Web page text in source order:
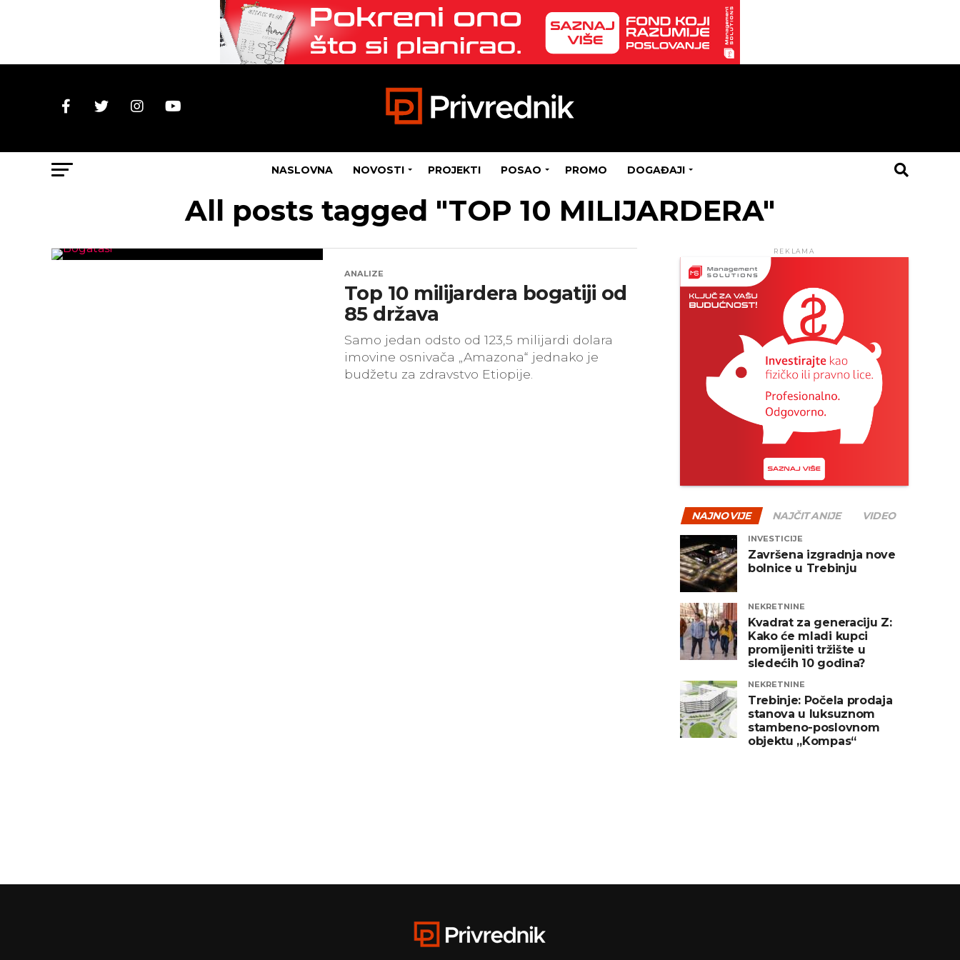
NASLOVNA NOVOSTI PROJEKTI POSAO PROMO DOGAĐAJI
All posts tagged "TOP 10 MILIJARDERA"
ANALIZE
Top 10 milijardera bogatiji od
85 država
Samo jedan odsto od 123,5 milijardi dolara
imovine osnivača „Amazona“ jednako je
budžetu za zdravstvo Etiopije.
REKLAMA
NAJNOVIJE NAJČITANIJE VIDEO
INVESTICIJE
Završena izgradnja nove
bolnice u Trebinju
NEKRETNINE
Kvadrat za generaciju Z:
Kako će mladi kupci
promijeniti tržište u
sledećih 10 godina?
NEKRETNINE
Trebinje: Počela prodaja
stanova u luksuznom
stambeno-poslovnom
objektu „Kompas“